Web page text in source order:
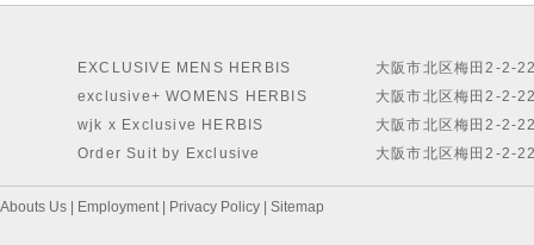
EXCLUSIVE MENS HERBIS
exclusive+ WOMENS HERBIS
wjk x Exclusive HERBIS
Order Suit by Exclusive
大阪市北区梅田2-2-
大阪市北区梅田2-2-
大阪市北区梅田2-2-
大阪市北区梅田2-2-
Abouts Us Employment| Privacy Policy Sitemap